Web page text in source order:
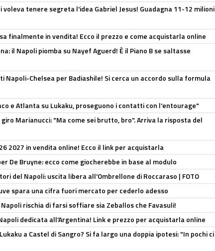
voleva tenere segreta l'idea Gabriel Jesus! Guadagna 11-12 milioni
finalmente in vendita! Ecco il prezzo e come acquistarla online
il Napoli piomba su Nayef Aguerd! È il Piano B se saltasse
Napoli-Chelsea per Badiashile! Si cerca un accordo sulla formula
e Atlanta su Lukaku, proseguono i contatti con l'entourage"
Marianucci: "Ma come sei brutto, bro". Arriva la risposta del
2027 in vendita online! Ecco il link per acquistarla
De Bruyne: ecco come giocherebbe in base al modulo
del Napoli: uscita libera all'Ombrellone di Roccaraso | FOTO
spara una cifra fuori mercato per cederlo adesso
rischia di farsi soffiare sia Zeballos che Favasuli!
dedicata all'Argentina! Link e prezzo per acquistarla online
a Castel di Sangro? Si fa largo una doppia ipotesi: "In pochi ci